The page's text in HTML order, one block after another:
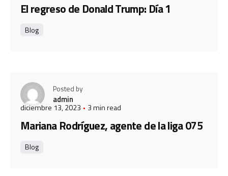
El regreso de Donald Trump: Día 1
Blog
Posted by
admin
diciembre 13, 2023 3 min read
Mariana Rodríguez, agente de la liga 075
Blog